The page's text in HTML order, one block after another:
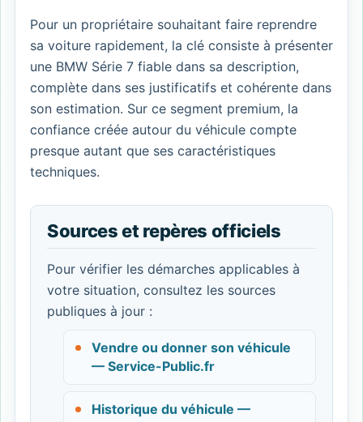
Pour un propriétaire souhaitant faire reprendre
sa voiture rapidement, la clé consiste à présenter
une BMW Série 7 fiable dans sa description,
complète dans ses justificatifs et cohérente dans
son estimation. Sur ce segment premium, la
confiance créée autour du véhicule compte
presque autant que ses caractéristiques
techniques.
Sources et repères officiels
Pour vérifier les démarches applicables à
votre situation, consultez les sources
publiques à jour :
Vendre ou donner son véhicule
— Service-Public.fr
Historique du véhicule —